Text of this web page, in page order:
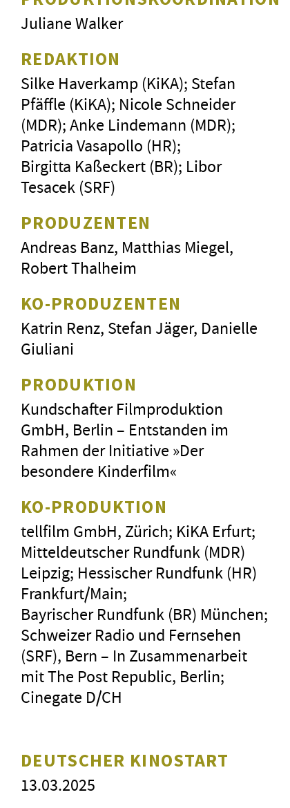
Juliane Walker
REDAKTION
Silke Haverkamp (KiKA); Stefan
Pfäffle (KiKA); Nicole Schneider
(MDR); Anke Lindemann (MDR);
Patricia Vasapollo (HR);
Birgitta Kaßeckert (BR); Libor
Tesacek (SRF)
PRODUZENTEN
Andreas Banz, Matthias Miegel,
Robert Thalheim
KO-PRODUZENTEN
Katrin Renz, Stefan Jäger, Danielle
Giuliani
PRODUKTION
Kundschafter Filmproduktion
GmbH, Berlin – Entstanden im
Rahmen der Initiative »Der
besondere Kinderfilm«
KO-PRODUKTION
tellfilm GmbH, Zürich; KiKA Erfurt;
Mitteldeutscher Rundfunk (MDR)
Leipzig; Hessischer Rundfunk (HR)
Frankfurt/Main;
Bayrischer Rundfunk (BR) München;
Schweizer Radio und Fernsehen
(SRF), Bern – In Zusammenarbeit
mit The Post Republic, Berlin;
Cinegate D/CH
DEUTSCHER KINOSTART
13.03.2025